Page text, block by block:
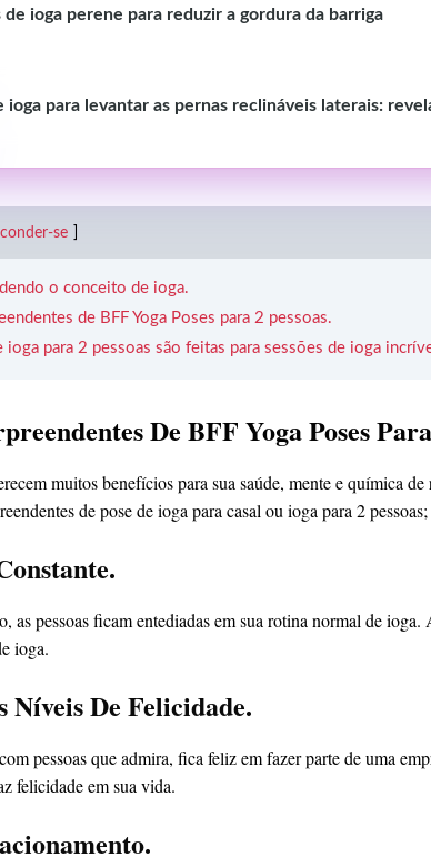
de ioga perene para reduzir a gordura da barriga
ioga para levantar as pernas reclináveis laterais:
se
o conceito de ioga.
de BFF Yoga Poses para 2 pessoas.
ioga para 2 pessoas são feitas para sessões de ioga
De BFF Yoga Poses
muitos benefícios para sua saúde, mente e química
de pose de ioga para casal ou ioga para 2 pessoas;
as pessoas ficam entediadas em sua rotina normal de
ioga.
Níveis De Felicidade.
pessoas que admira, fica feliz em fazer parte de uma
felicidade em sua vida.